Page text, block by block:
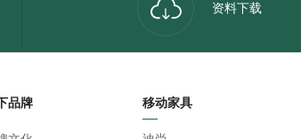
资料下载
品牌 移动家具